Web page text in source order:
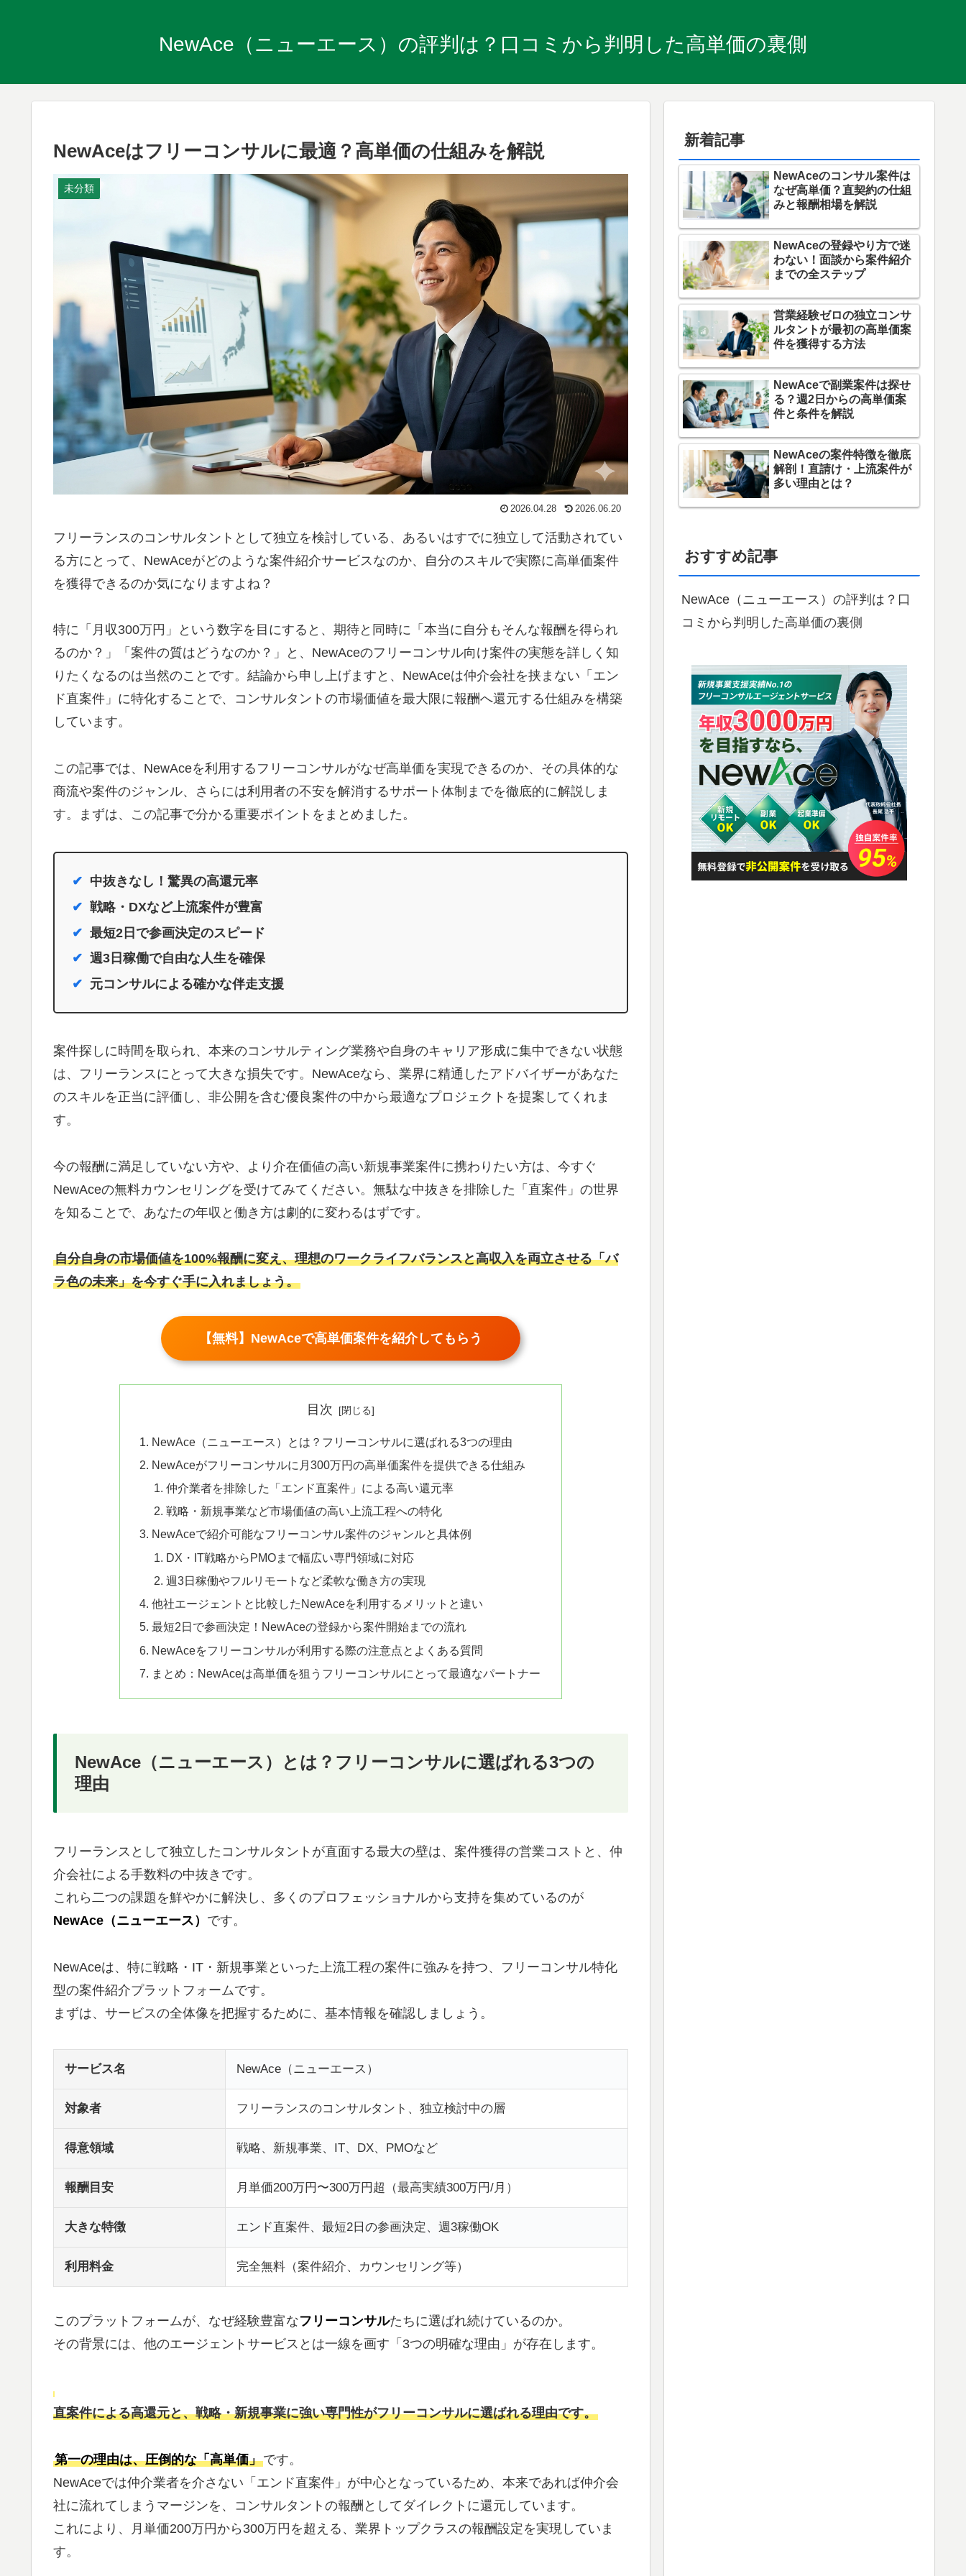
NewAce（ニューエース）の評判は？口コミから判明した高単価の裏側
NewAceはフリーコンサルに最適？高単価の仕組みを解説
未分類
2026.04.28 2026.06.20
フリーランスのコンサルタントとして独立を検討している、あるいはすでに独立して活動されてい
る方にとって、NewAceがどのような案件紹介サービスなのか、自分のスキルで実際に高単価案件
を獲得できるのか気になりますよね？
特に「月収300万円」という数字を目にすると、期待と同時に「本当に自分もそんな報酬を得られ
るのか？」「案件の質はどうなのか？」と、NewAceのフリーコンサル向け案件の実態を詳しく知
りたくなるのは当然のことです。結論から申し上げますと、NewAceは仲介会社を挟まない「エン
ド直案件」に特化することで、コンサルタントの市場価値を最大限に報酬へ還元する仕組みを構築
しています。
この記事では、NewAceを利用するフリーコンサルがなぜ高単価を実現できるのか、その具体的な
商流や案件のジャンル、さらには利用者の不安を解消するサポート体制までを徹底的に解説しま
す。まずは、この記事で分かる重要ポイントをまとめました。
中抜きなし！驚異の高還元率
戦略・DXなど上流案件が豊富
最短2日で参画決定のスピード
週3日稼働で自由な人生を確保
元コンサルによる確かな伴走支援
案件探しに時間を取られ、本来のコンサルティング業務や自身のキャリア形成に集中できない状態
は、フリーランスにとって大きな損失です。NewAceなら、業界に精通したアドバイザーがあなた
のスキルを正当に評価し、非公開を含む優良案件の中から最適なプロジェクトを提案してくれま
す。
今の報酬に満足していない方や、より介在価値の高い新規事業案件に携わりたい方は、今すぐ
NewAceの無料カウンセリングを受けてみてください。無駄な中抜きを排除した「直案件」の世界
を知ることで、あなたの年収と働き方は劇的に変わるはずです。
自分自身の市場価値を100%報酬に変え、理想のワークライフバランスと高収入を両立させる「バ
ラ色の未来」を今すぐ手に入れましょう。
【無料】NewAceで高単価案件を紹介してもらう
目次
NewAce（ニューエース）とは？フリーコンサルに選ばれる3つの理由
NewAceがフリーコンサルに月300万円の高単価案件を提供できる仕組み
仲介業者を排除した「エンド直案件」による高い還元率
戦略・新規事業など市場価値の高い上流工程への特化
NewAceで紹介可能なフリーコンサル案件のジャンルと具体例
DX・IT戦略からPMOまで幅広い専門領域に対応
週3日稼働やフルリモートなど柔軟な働き方の実現
他社エージェントと比較したNewAceを利用するメリットと違い
最短2日で参画決定！NewAceの登録から案件開始までの流れ
NewAceをフリーコンサルが利用する際の注意点とよくある質問
まとめ：NewAceは高単価を狙うフリーコンサルにとって最適なパートナー
NewAce（ニューエース）とは？フリーコンサルに選ばれる3つの
理由
フリーランスとして独立したコンサルタントが直面する最大の壁は、案件獲得の営業コストと、仲
介会社による手数料の中抜きです。
これら二つの課題を鮮やかに解決し、多くのプロフェッショナルから支持を集めているのが
NewAce（ニューエース） です。
NewAceは、特に戦略・IT・新規事業といった上流工程の案件に強みを持つ、フリーコンサル特化
型の案件紹介プラットフォームです。
まずは、サービスの全体像を把握するために、基本情報を確認しましょう。
サービス名 NewAce（ニューエース）
対象者 フリーランスのコンサルタント、独立検討中の層
得意領域 戦略、新規事業、IT、DX、PMOなど
報酬目安 月単価200万円〜300万円超（最高実績300万円/月）
大きな特徴 エンド直案件、最短2日の参画決定、週3稼働OK
利用料金 完全無料（案件紹介、カウンセリング等）
このプラットフォームが、なぜ経験豊富なフリーコンサルたちに選ばれ続けているのか。
その背景には、他のエージェントサービスとは一線を画す「3つの明確な理由」が存在します。
直案件による高還元と、戦略・新規事業に強い専門性がフリーコンサルに選ばれる理由です。
第一の理由は、圧倒的な「高単価」です。
NewAceでは仲介業者を介さない「エンド直案件」が中心となっているため、本来であれば仲介会
社に流れてしまうマージンを、コンサルタントの報酬としてダイレクトに還元しています。
これにより、月単価200万円から300万円を超える、業界トップクラスの報酬設定を実現していま
す。
新着記事
NewAceのコンサル案件は
なぜ高単価？直契約の仕組
みと報酬相場を解説
NewAceの登録やり方で迷
わない！面談から案件紹介
までの全ステップ
営業経験ゼロの独立コンサ
ルタントが最初の高単価案
件を獲得する方法
NewAceで副業案件は探せ
る？週2日からの高単価案
件と条件を解説
NewAceの案件特徴を徹底
解剖！直請け・上流案件が
多い理由とは？
おすすめ記事
NewAce（ニューエース）の評判は？口
コミから判明した高単価の裏側